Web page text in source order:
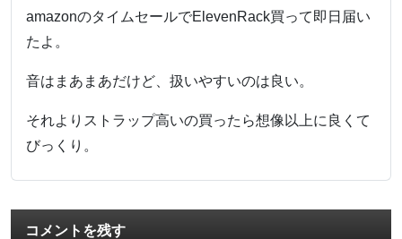
amazonのタイムセールでElevenRack買って即日届い
たよ。
音はまあまあだけど、扱いやすいのは良い。
それよりストラップ高いの買ったら想像以上に良くて
びっくり。
コメントを残す